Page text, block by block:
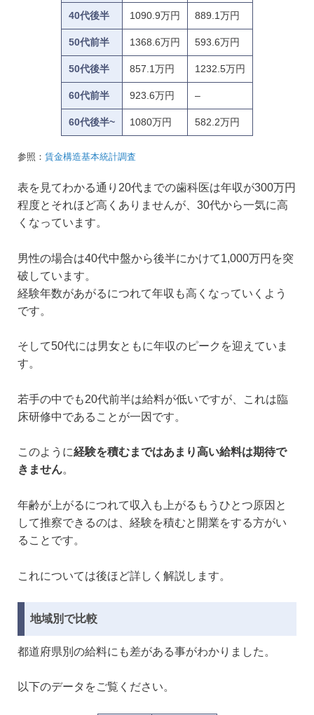
40代後半 1090.9万円 889.1万円
50代前半 1368.6万円 593.6万円
50代後半 857.1万円 1232.5万円
60代前半 923.6万円 –
60代後半~ 1080万円 582.2万円
参照： 賃金構造基本統計調査
表を見てわかる通り20代までの歯科医は年収が300万円
程度とそれほど高くありませんが、30代から一気に高
くなっています。
男性の場合は40代中盤から後半にかけて1,000万円を突
破しています。
経験年数があがるにつれて年収も高くなっていくよう
です。
そして50代には男女ともに年収のピークを迎えていま
す。
若手の中でも20代前半は給料が低いですが、これは臨
床研修中であることが一因です。
このように経験を積むまではあまり高い給料は期待で
きません。
年齢が上がるにつれて収入も上がるもうひとつ原因と
して推察できるのは、経験を積むと開業をする方がい
ることです。
これについては後ほど詳しく解説します。
地域別で比較
都道府県別の給料にも差がある事がわかりました。
以下のデータをご覧ください。